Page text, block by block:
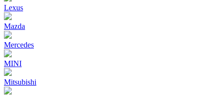
Lexus
Mazda
Mercedes
MINI
Mitsubishi